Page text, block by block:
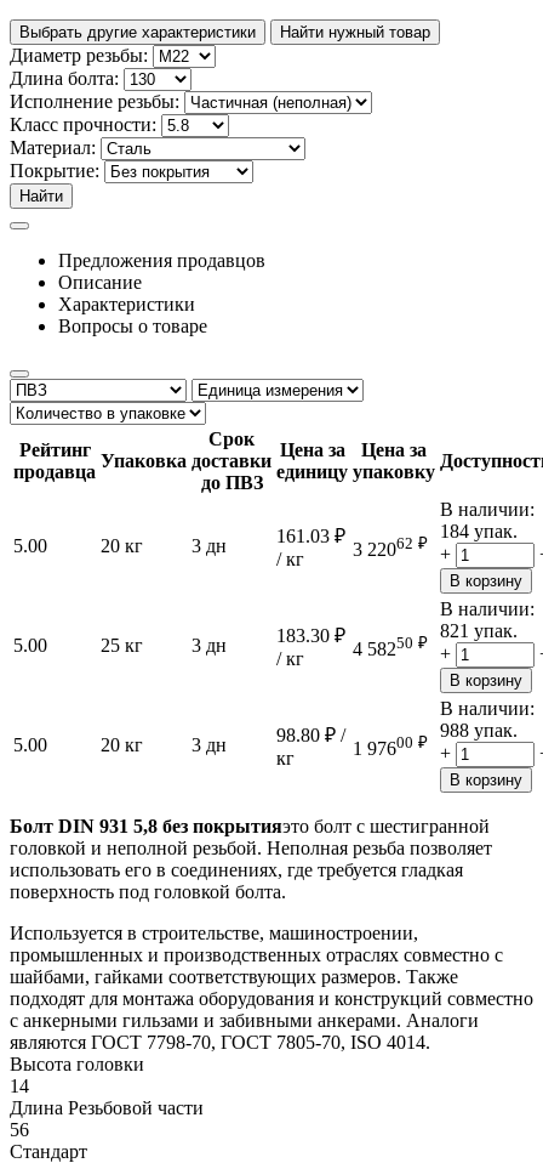
Выбрать другие характеристики Найти нужный товар
Диаметр резьбы:
Длина болта:
Исполнение резьбы:
Класс прочности:
Материал:
Покрытие:
Найти
Предложения продавцов
Описание
Характеристики
Вопросы о товаре
Рейтинг
продавца
Упаковка
Срок
доставки
до ПВЗ
Цена за
единицу
Цена за
упаковку
5.00 20 кг 3 дн 161.03 ₽
/ кг
3 22062 ₽
В наличии:
184 упак.
+
В корзину
5.00 25 кг 3 дн 183.30 ₽
/ кг
4 58250 ₽
В наличии:
821 упак.
+
В корзину
5.00 20 кг 3 дн 98.80 ₽ /
кг
1 97600 ₽
В наличии:
988 упак.
+
В корзину
Болт DIN 931 5,8 без покрытияэто болт с шестигранной
головкой и неполной резьбой. Неполная резьба позволяет
использовать его в соединениях, где требуется гладкая
поверхность под головкой болта.
Используется в строительстве, машиностроении,
промышленных и производственных отраслях совместно с
шайбами, гайками соответствующих размеров. Также
подходят для монтажа оборудования и конструкций совместно
с анкерными гильзами и забивными анкерами. Аналоги
являются ГОСТ 7798-70, ГОСТ 7805-70, ISO 4014.
Высота головки
14
Длина Резьбовой части
56
Стандарт